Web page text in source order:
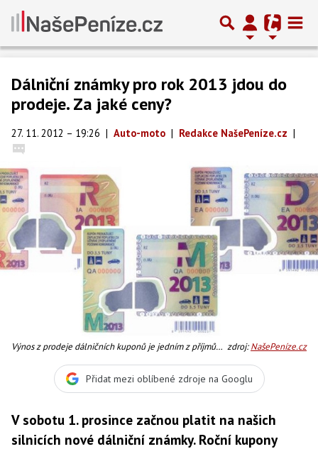
Dálniční známky pro rok 2013 jdou do
prodeje. Za jaké ceny?
27. 11. 2012 – 19:26 | Auto-moto | Redakce NašePeníze.cz |
Výnos z prodeje dálničních kuponů je jedním z příjmů
především k financování oprav a údržby stávajících
tuzemských dálnic a rychlostních komunikací, Foto:SXC
zdroj:NašePeníze.cz
Přidat mezi oblíbené zdroje na Googlu
V sobotu 1. prosince začnou platit na našich
silnicích nové dálniční známky. Roční kupony